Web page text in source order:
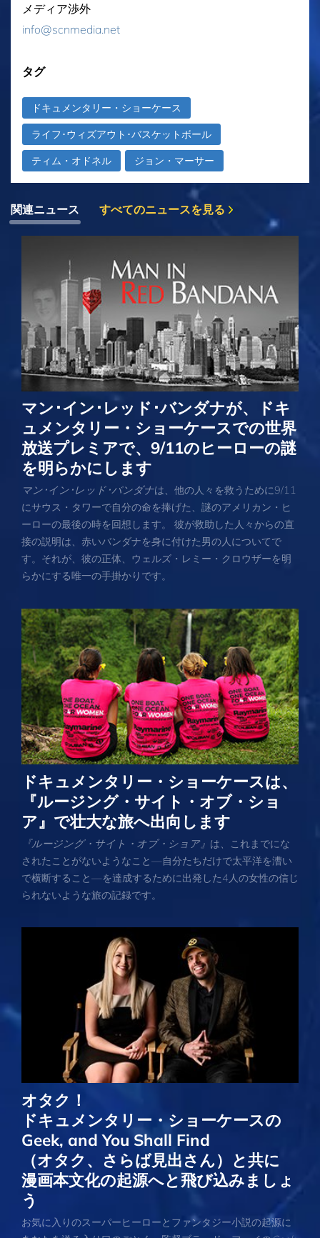
メディア渉外
info@scnmedia.net
タグ
ドキュメンタリー・ショーケース
ライフ･ウィズアウト･バスケットボール
ティム・オドネル ジョン・マーサー
関連ニュース すべてのニュースを見る
マン･イン･レッド･バンダナが、ドキ
ュメンタリー・ショーケースでの世界
放送プレミアで、9/11のヒーローの謎
を明らかにします
マン･イン･レッド･バンダナは、他の人々を救うために9/11
にサウス・タワーで自分の命を捧げた、謎のアメリカン・ヒ
ーローの最後の時を回想します。 彼が救助した人々からの直
接の説明は、赤いバンダナを身に付けた男の人についてで
す。それが、彼の正体、ウェルズ・レミー・クロウザーを明
らかにする唯一の手掛かりです。
ドキュメンタリー・ショーケースは、
『ルージング・サイト・オブ・ショ
ア』で壮大な旅へ出向します
『ルージング・サイト・オブ・ショア』 は、これまでにな
されたことがないようなこと—自分たちだけで太平洋を漕い
で横断すること—を達成するために出発した4人の女性の信じ
られないような旅の記録です。
オタク！
ドキュメンタリー・ショーケースの
Geek, and You Shall Find
（オタク、さらば見出さん）と共に
漫画本文化の起源へと飛び込みましょ
う
お気に入りのスーパーヒーローとファンタジー小説の起源に